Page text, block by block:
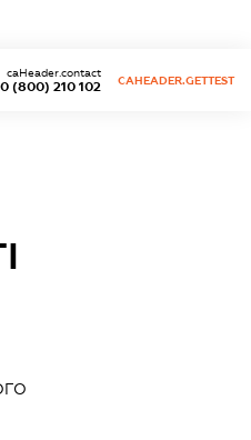
0 (800) 210 102
caHeader.contact
CAHEADER.GETTEST